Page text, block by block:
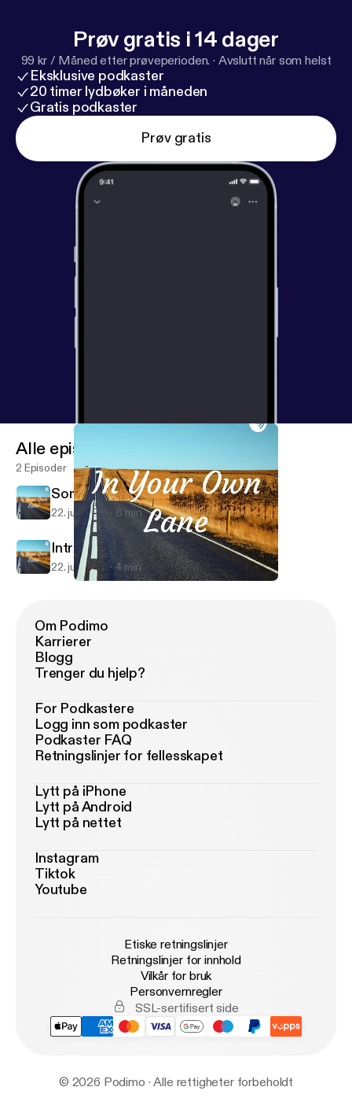
Prøv gratis i 14 dager
99 kr / Måned etter prøveperioden. · Avslutt når som helst
Eksklusive podkaster
20 timer lydbøker i måneden
Gratis podkaster
Prøv gratis
Alle episoder
2 Episoder
Somewhere on a beach
22. juli 2019 8 min
Intro episode
22. juli 2019 4 min
Om Podimo
Karrierer
Blogg
Trenger du hjelp?
For Podkastere
Logg inn som podkaster
Podkaster FAQ
Retningslinjer for fellesskapet
Lytt på iPhone
Lytt på Android
Lytt på nettet
Instagram
Tiktok
Youtube
Etiske retningslinjer
Retningslinjer for innhold
Vilkår for bruk
Personvernregler
SSL-sertifisert side
© 2026 Podimo · Alle rettigheter forbeholdt